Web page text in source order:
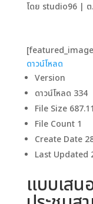
โดย studio96|
ดาวน์โหลด
Version
ดาวน์โหลด 334
File Size
File Count 1
Create Date
Last Updated
แบบเสน